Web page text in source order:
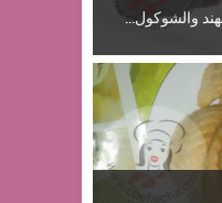
والشوكول...